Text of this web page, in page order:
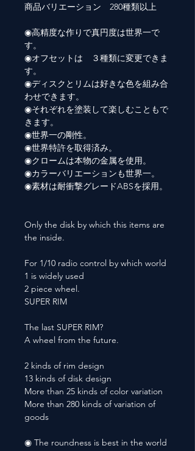
商品バリエーション 280種類以上
◉高精度な作りで真円度は世界一で
す。
◉オフセットは ３種類に変更できま
す。
◉ディスクとリムは好きな色を組み合
わせできます。
◉それぞれを塗装して楽しむこともで
きます。
◉世界一の剛性。
◉世界特許を取得済み。
◉クロームは本物の金属を使用。
◉カラーバリエーションも世界一。
◉素材は耐衝撃グレードABSを採用。
Only the disk by which this items are
the inside.
For 1/10 radio control by which world
1 is widely used
2 piece wheel.
SUPER RIM
The last SUPER RIM?
A wheel from the future.
2 kinds of rim design
13 kinds of disk design
More than 25 kinds of color variation
More than 280 kinds of variation of
goods
◉ The roundness is best in the world